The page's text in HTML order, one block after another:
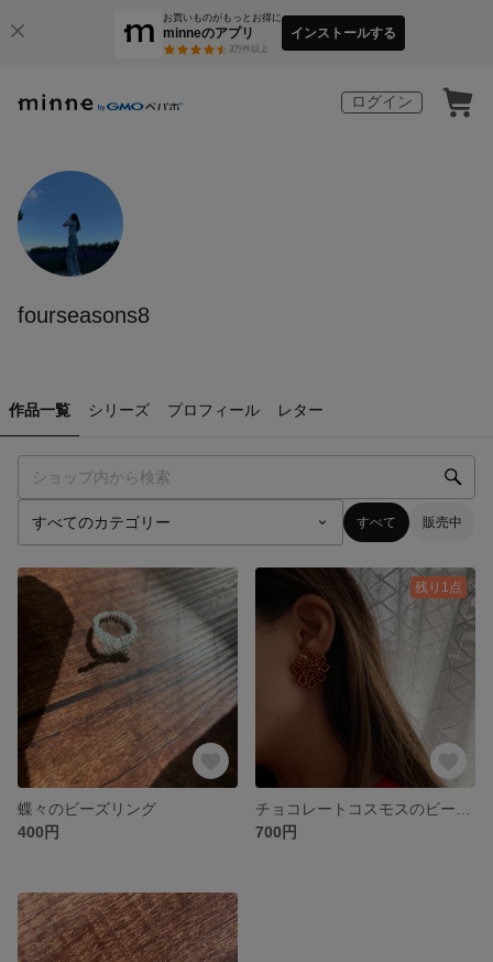
お買いものがもっとお得に
minneのアプリ
3万件以上
インストールする
ログイン
fourseasons8
作品一覧 シリーズ プロフィール レター
すべて 販売中
蝶々のビーズリング
400円
残り1点
700円